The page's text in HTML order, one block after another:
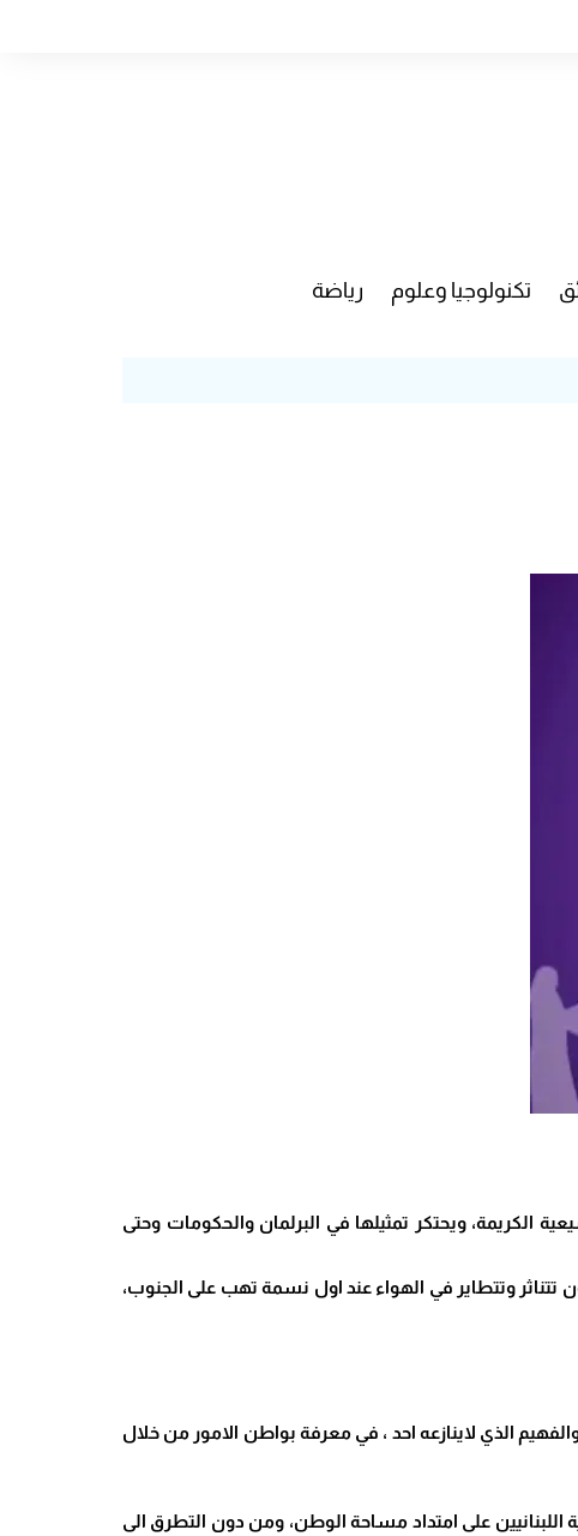
تكنولوجيا وعلوم رياضة
الكريمة، ويحتكر تمثيلها في البرلمان والحكومات وحتى
تتناثر وتتطاير في الهواء عند اول نسمة تهب على الجنوب،
الذي لاينازعه احد ، في معرفة بواطن الامور من خلال
على امتداد مساحة الوطن، ومن دون التطرق الى